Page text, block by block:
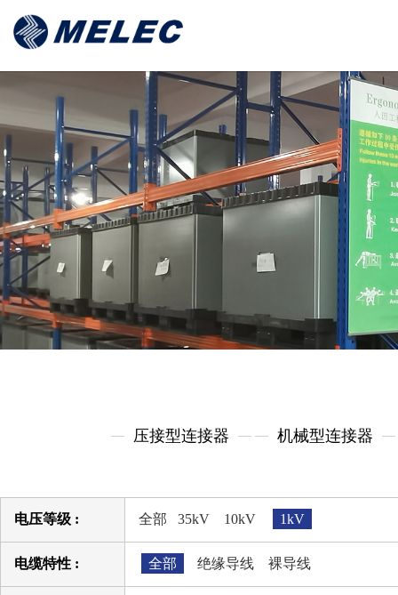
压接型连接器 机械型连接器
电压等级 : 全部 35kV 10kV 1kV
电缆特性 : 全部 绝缘导线 裸导线